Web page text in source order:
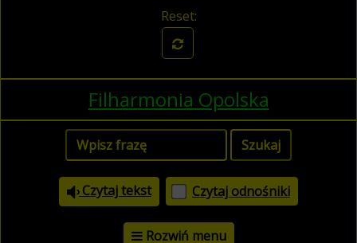
Reset:
Filharmonia Opolska
Czytaj tekst Czytaj odnośniki
Rozwiń menu